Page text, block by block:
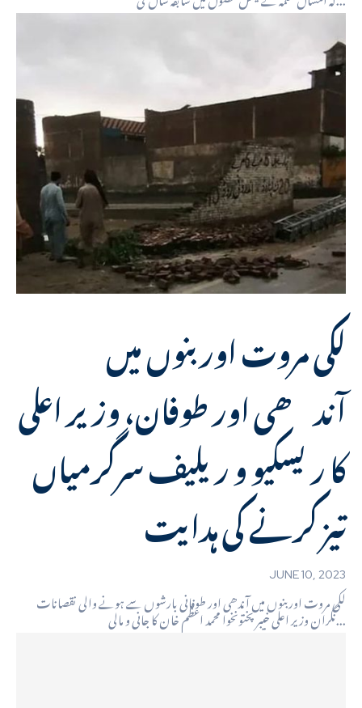
لکی مروت اور بنوں میں
آندھی اور طوفان، وزیر اعلی
کا ریسکیو و ریلیف سرگرمیاں
تیز کرنے کی ہدایت
JUNE 10, 2023
لکی مروت اور بنوں میں آندھی اور طوفانی بارشوں سے ہونے والی نقصانات
نگران وزیر اعلی خیبر پختونخوا محمد اعظم خان کا جانی و مالی...